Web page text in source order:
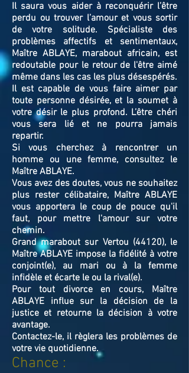
Il saura vous aider à reconquérir l’être
perdu ou trouver l’amour et vous sortir
de votre solitude. Spécialiste des
problèmes affectifs et sentimentaux,
Maître ABLAYE, marabout africain, est
redoutable pour le retour de l'être aimé
même dans les cas les plus désespérés.
Il est capable de vous faire aimer par
toute personne désirée, et la soumet à
votre désir le plus profond. L’être chéri
vous sera lié et ne pourra jamais
repartir.
Si vous cherchez à rencontrer un
homme ou une femme, consultez le
Maître ABLAYE.
Vous avez des doutes, vous ne souhaitez
plus rester célibataire, Maître ABLAYE
vous apportera le coup de pouce qu'il
faut, pour mettre l'amour sur votre
chemin.
Grand marabout sur Vertou (44120), le
Maître ABLAYE impose la fidélité à votre
conjoint(e), au mari ou à la femme
infidèle et écarte le ou la rival(e).
Pour tout divorce en cours, Maître
ABLAYE influe sur la décision de la
justice et retourne la décision à votre
avantage.
Contactez-le, il règlera les problèmes de
votre vie quotidienne.
Chance :